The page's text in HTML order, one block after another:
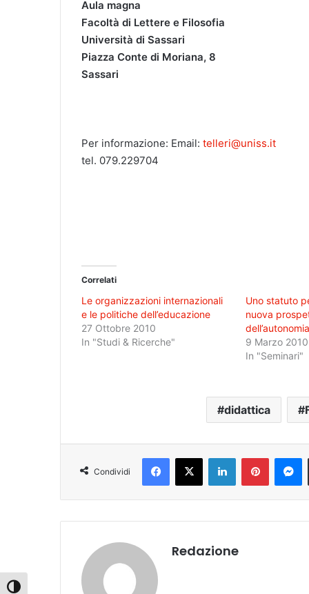
Attiva/disattiva alto contrasto
Aula magna
Facoltà di Lettere e Filosofia
Università di Sassari
Piazza Conte di Moriana, 8
Sassari
Per informazione: Email: telleri@uniss.it
tel. 079.229704
Correlati
Le organizzazioni internazionali
e le politiche dell’educazione
27 Ottobre 2010
In "Studi & Ricerche"
Uno statuto
nuova
9 Marzo 2010
In "Seminari"
didattica
Condividi
Redazione